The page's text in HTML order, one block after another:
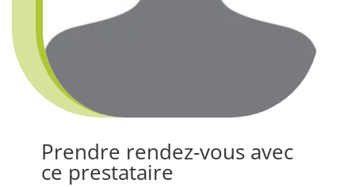
Prendre rendez-vous avec
ce prestataire